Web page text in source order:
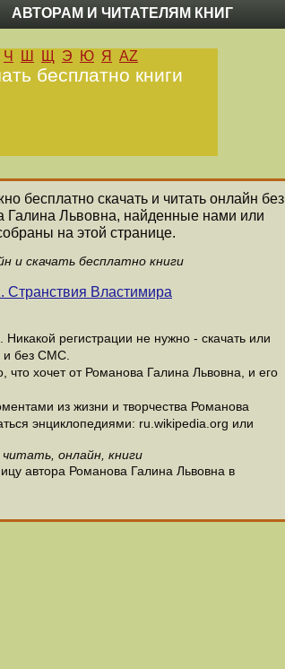
АВТОРАМ И ЧИТАТЕЛЯМ КНИГ
Ч Ш Щ Э Ю Я AZ
бесплатно книги
бесплатно скачать и читать онлайн без
Галина Львовна, найденные нами или
на этой странице.
и скачать бесплатно книги
Странствия Властимира
регистрации не нужно - скачать или
и без СМС.
что хочет от Романова Галина Львовна, и его
из жизни и творчества Романова
энциклопедиями: ru.wikipedia.org или
онлайн, книги
автора Романова Галина Львовна в